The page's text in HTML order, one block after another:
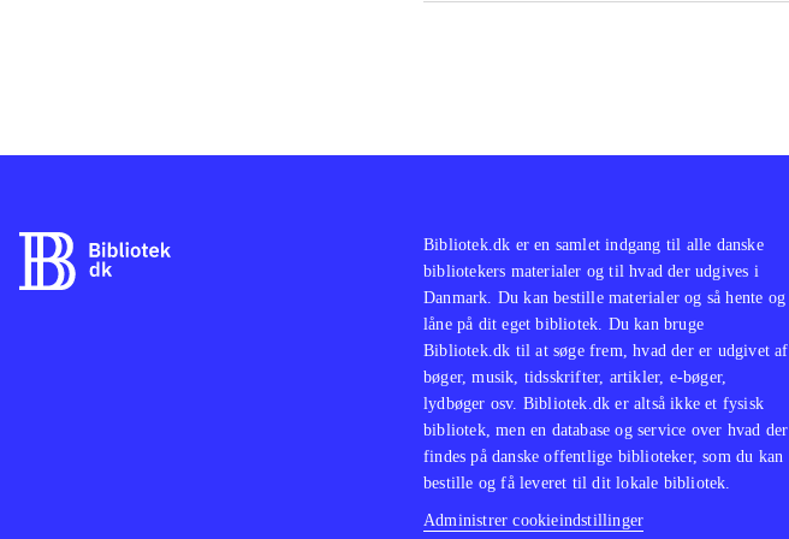
Bibliotek.dk er en samlet indgang til alle danske
bibliotekers materialer og til hvad der udgives i
Danmark. Du kan bestille materialer og så hente og
låne på dit eget bibliotek. Du kan bruge
Bibliotek.dk til at søge frem, hvad der er udgivet af
bøger, musik, tidsskrifter, artikler, e-bøger,
lydbøger osv. Bibliotek.dk er altså ikke et fysisk
bibliotek, men en database og service over hvad der
findes på danske offentlige biblioteker, som du kan
bestille og få leveret til dit lokale bibliotek.
Administrer cookieindstillinger